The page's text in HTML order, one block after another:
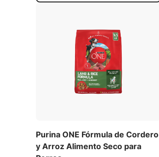
Purina ONE Fórmula de Cordero
y Arroz Alimento Seco para